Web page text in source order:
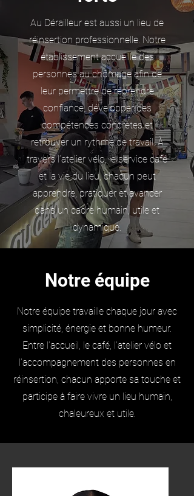
Au Dérailleur est aussi un lieu de
réinsertion professionnelle. Notre
établissement accueille des
personnes au chômage afin de
leur permettre de reprendre
confiance, développer des
compétences concrètes et
retrouver un rythme de travail. À
travers l’atelier vélo, le service café
et la vie du lieu, chacun peut
apprendre, pratiquer et avancer
dans un cadre humain, utile et
dynamique.
Notre équipe
Notre équipe travaille chaque jour avec
simplicité, énergie et bonne humeur.
Entre l’accueil, le café, l’atelier vélo et
l’accompagnement des personnes en
réinsertion, chacun apporte sa touche et
participe à faire vivre un lieu humain,
chaleureux et utile.